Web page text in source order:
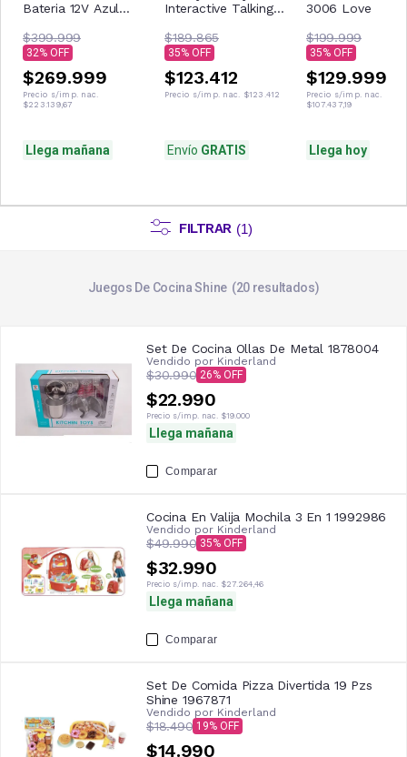
Bateria 12V Azul
Remoto Musica Usb
Luces
$399.999
32
$269.999
Precio s/imp. nac.
$223.139,67
Llega mañana
Interactive Talking
$189.865
35
$123.412
Precio s/imp. nac. $123.412
Envío GRATIS
3006 Love
$199.999
35
$129.999
Precio s/imp. nac.
$107.437,19
Llega hoy
FILTRAR (1)
Juegos De Cocina Shine 20 resultados
Set De Cocina Ollas De Metal 1878004
Vendido por Kinderland
$30.990 26
$22.990
Precio s/imp. nac. $19.000
Llega mañana
Comparar
Cocina En Valija Mochila 3 En 1 1992986
Vendido por Kinderland
$49.990 35
$32.990
Precio s/imp. nac. $27.264,46
Llega mañana
Comparar
Set De Comida Pizza Divertida 19 Pzs
Shine 1967871
Vendido por Kinderland
$18.490 19
$14.990